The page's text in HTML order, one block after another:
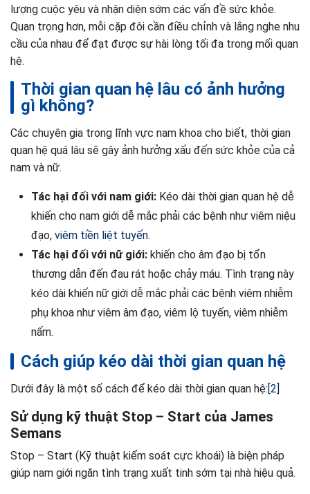
lượng cuộc yêu và nhận diện sớm các vấn đề sức khỏe.
Quan trọng hơn, mỗi cặp đôi cần điều chỉnh và lắng nghe nhu
cầu của nhau để đạt được sự hài lòng tối đa trong mối quan
hệ.
Thời gian quan hệ lâu có ảnh hưởng
gì không?
Các chuyên gia trong lĩnh vực nam khoa cho biết, thời gian
quan hệ quá lâu sẽ gây ảnh hưởng xấu đến sức khỏe của cả
nam và nữ.
Tác hại đối với nam giới: Kéo dài thời gian quan hệ dễ
khiến cho nam giới dễ mắc phải các bệnh như viêm niệu
đạo, viêm tiền liệt tuyến.
Tác hại đối với nữ giới: khiến cho âm đạo bị tổn
thương dẫn đến đau rát hoặc chảy máu. Tình trạng này
kéo dài khiến nữ giới dễ mắc phải các bệnh viêm nhiễm
phụ khoa như viêm âm đạo, viêm lộ tuyến, viêm nhiễm
nấm.
Cách giúp kéo dài thời gian quan hệ
Dưới đây là một số cách để kéo dài thời gian quan hệ: 2
Sử dụng kỹ thuật Stop – Start của James
Semans
Stop – Start (Kỹ thuật kiểm soát cực khoái) là biện pháp
giúp nam giới ngăn tình trạng xuất tinh sớm tại nhà hiệu quả.